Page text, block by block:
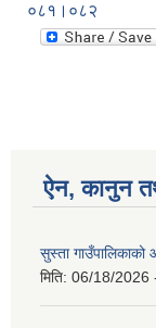
०८१।०८२
ऐन, कानुन
सुस्ता गाउँपालिकाको
मिति: 06/18/2026